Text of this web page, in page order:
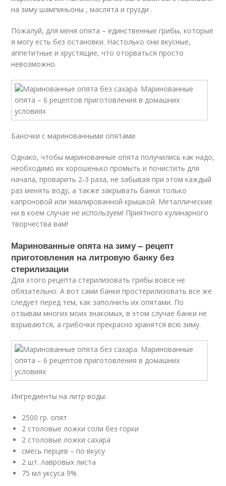
на зиму шампиньоны , маслята и грузди .
Пожалуй, для меня опята – единственные грибы, которые
я могу есть без остановки. Настолько они вкусные,
аппетитные и хрустящие, что оторваться просто
невозможно.
Баночки с маринованными опятами
Однако, чтобы маринованные опята получились как надо,
необходимо их хорошенько промыть и почистить для
начала, проварить 2-3 раза, не забывая при этом каждый
раз менять воду, а также закрывать банки только
капроновой или эмалированной крышкой. Металлические
ни в коем случае не используем! Приятного кулинарного
творчества вам!
Маринованные опята на зиму – рецепт
приготовления на литровую банку без
стерилизации
Для этого рецепта стерилизовать грибы вовсе не
обязательно. А вот сами банки простерилизовать все же
следует перед тем, как заполнить их опятами. По
отзывам многих моих знакомых, в этом случае банки не
взрываются, а грибочки прекрасно хранятся всю зиму.
Ингредиенты на литр воды:
2500 гр. опят
2 столовые ложки соли без горки
2 столовые ложки сахара
смесь перцев – по вкусу
2 шт. лавровых листа
75 мл уксуса 9%